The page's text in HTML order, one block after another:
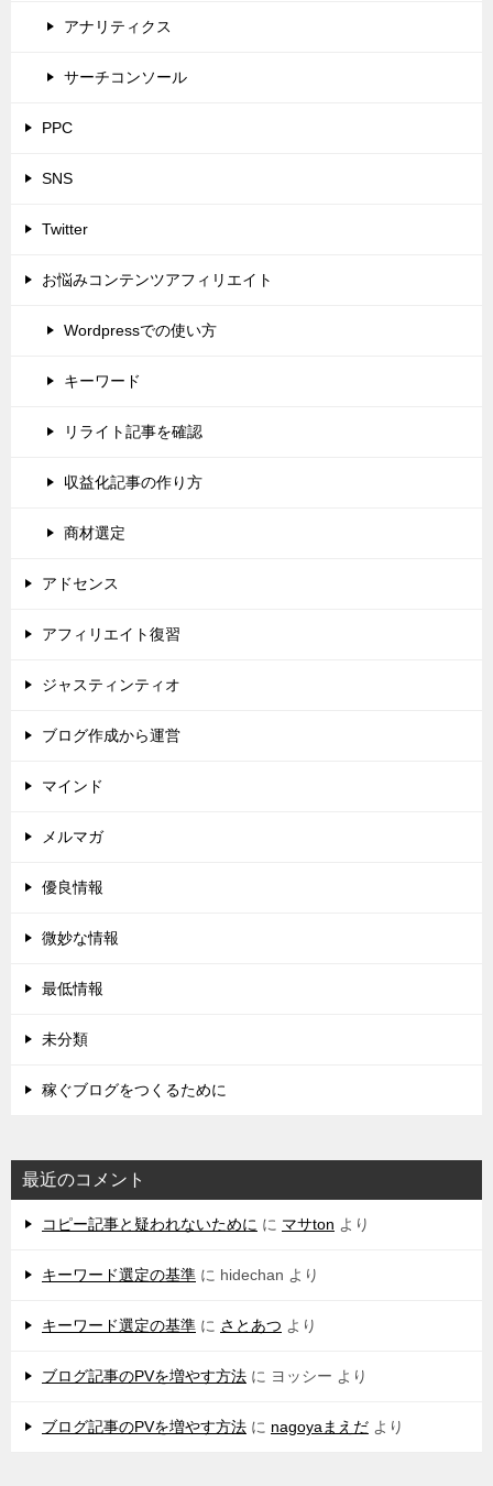
アナリティクス
サーチコンソール
PPC
SNS
Twitter
お悩みコンテンツアフィリエイト
Wordpressでの使い方
キーワード
リライト記事を確認
収益化記事の作り方
商材選定
アドセンス
アフィリエイト復習
ジャスティンティオ
ブログ作成から運営
マインド
メルマガ
優良情報
微妙な情報
最低情報
未分類
稼ぐブログをつくるために
最近のコメント
コピー記事と疑われないために に マサton より
キーワード選定の基準 に hidechan より
キーワード選定の基準 に さとあつ より
ブログ記事のPVを増やす方法 に ヨッシー より
ブログ記事のPVを増やす方法 に nagoyaまえだ より